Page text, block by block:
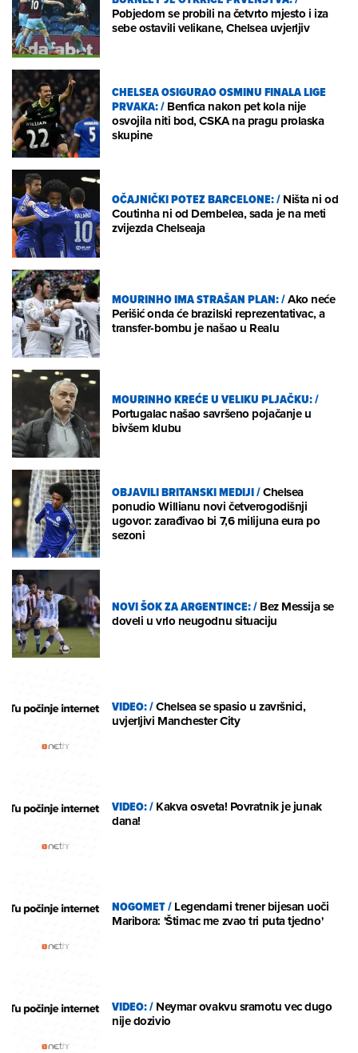
Pobjedom se probili na četvrto mjesto i iza
sebe ostavili velikane, Chelsea uvjerljiv
CHELSEA OSIGURAO OSMINU FINALA LIGE
PRVAKA:/Benfica nakon pet kola nije
osvojila niti bod, CSKA na pragu prolaska
skupine
OČAJNIČKI POTEZ BARCELONE:/Ništa ni od
Coutinha ni od Dembelea, sada je na meti
zvijezda Chelseaja
MOURINHO IMA STRAŠAN PLAN:/Ako neće
Perišić onda će brazilski reprezentativac, a
transfer-bombu je našao u Realu
MOURINHO KREĆE U VELIKU PLJAČKU:/
Portugalac našao savršeno pojačanje u
bivšem klubu
OBJAVILI BRITANSKI MEDIJI/Chelsea
ponudio Willianu novi četverogodišnji
ugovor: zarađivao bi 7,6 milijuna eura po
sezoni
NOVI ŠOK ZA ARGENTINCE:/Bez Messija se
doveli u vrlo neugodnu situaciju
VIDEO:/Chelsea se spasio u završnici,
uvjerljivi Manchester City
VIDEO:/Kakva osveta! Povratnik je junak
dana!
NOGOMET/Legendarni trener bijesan uoči
Maribora: 'Štimac me zvao tri puta tjedno'
VIDEO:/Neymar ovakvu sramotu vec dugo
nije dozivio